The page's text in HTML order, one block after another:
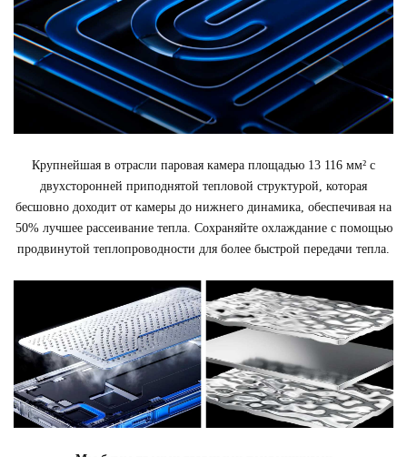
Крупнейшая в отрасли паровая камера площадью 13 116 мм² с
двухсторонней приподнятой тепловой структурой, которая
бесшовно доходит от камеры до нижнего динамика, обеспечивая на
50% лучшее рассеивание тепла. Сохраняйте охлаждание с помощью
продвинутой теплопроводности для более быстрой передачи тепла.